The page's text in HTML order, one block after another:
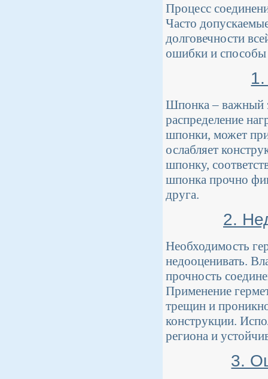
Процесс
Часто
долговечности
ошибки и
Шпонка – важный
распределение
шпонки, может
ослабляет
шпонку,
шпонка прочно
друга.
2.
Необходимость
недооценивать.
прочность
Применение
трещин и
конструкции.
региона и
3.